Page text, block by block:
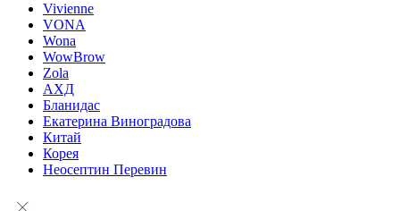
Vivienne
VONA
Wona
WowBrow
Zola
АХД
Бланидас
Екатерина Виноградова
Китай
Корея
Неосептин Перевин